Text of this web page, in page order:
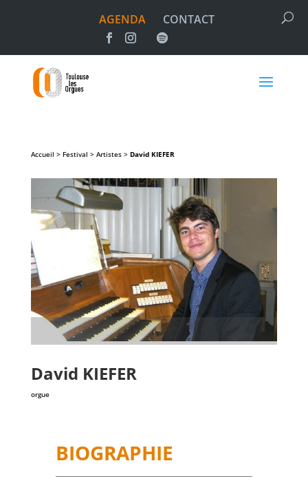
AGENDA CONTACT
Accueil > Festival > Artistes > David KIEFER
David KIEFER
orgue
BIOGRAPHIE